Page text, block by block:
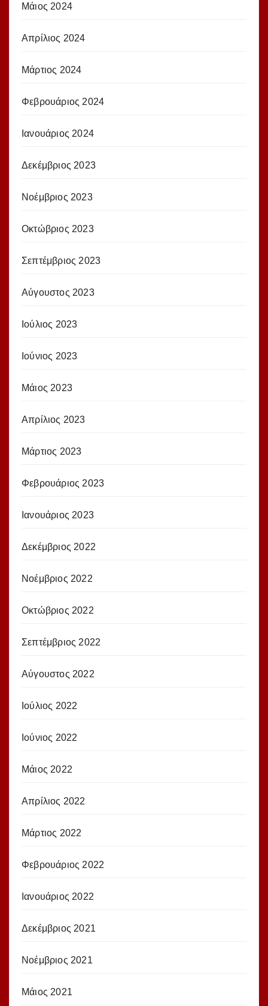
Μάιος 2024
Απρίλιος 2024
Μάρτιος 2024
Φεβρουάριος 2024
Ιανουάριος 2024
Δεκέμβριος 2023
Νοέμβριος 2023
Οκτώβριος 2023
Σεπτέμβριος 2023
Αύγουστος 2023
Ιούλιος 2023
Ιούνιος 2023
Μάιος 2023
Απρίλιος 2023
Μάρτιος 2023
Φεβρουάριος 2023
Ιανουάριος 2023
Δεκέμβριος 2022
Νοέμβριος 2022
Οκτώβριος 2022
Σεπτέμβριος 2022
Αύγουστος 2022
Ιούλιος 2022
Ιούνιος 2022
Μάιος 2022
Απρίλιος 2022
Μάρτιος 2022
Φεβρουάριος 2022
Ιανουάριος 2022
Δεκέμβριος 2021
Νοέμβριος 2021
Μάιος 2021